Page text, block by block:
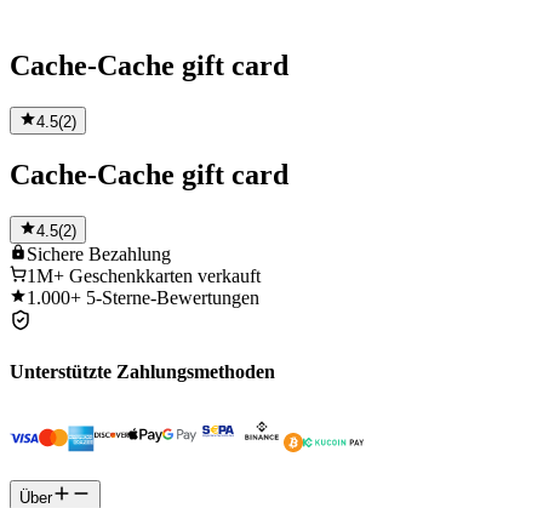
Cache-Cache gift card
4.5(2)
Cache-Cache gift card
4.5(2)
Sichere Bezahlung
1M+ Geschenkkarten verkauft
1.000+ 5-Sterne-Bewertungen
Unterstützte Zahlungsmethoden
Über